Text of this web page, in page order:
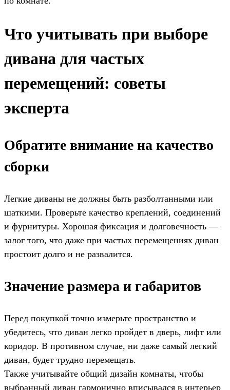
Что учитывать при выборе
дивана для частых
перемещений: советы
эксперта
Обратите внимание на качество
сборки
Легкие диваны не должны быть разболтанными или
шаткими. Проверьте качество креплений, соединений
и фурнитуры. Хорошая фиксация и долговечность —
залог того, что даже при частых перемещениях диван
простоит долго и не развалится.
Значение размера и габаритов
Перед покупкой точно измерьте пространство и
убедитесь, что диван легко пройдет в дверь, лифт или
коридор. В противном случае, ни даже самый легкий
диван, будет трудно перемещать.
Также учитывайте общий дизайн комнаты, чтобы
выбранный диван гармонично вписывался в интерьер